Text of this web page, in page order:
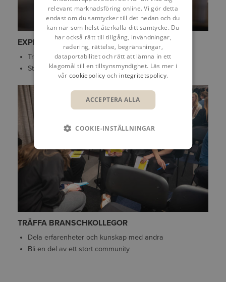
EXPERTIS OCH NYA INSIKTER
Träffa våra konsulter
Ställ frågor
TRÄFFA BRANSCHKOLLEGOR
Dela erfarenheter och kunskap med andra
Bli en del av ett stort community
relevant marknadsföring online. Vi gör detta
endast om du samtycker till det nedan och du
kan när som helst återkalla ditt samtycke. Du
har också rätt till tillgång, invändningar,
radering, rättelse, begränsningar,
dataportabilitet och rätt att lämna in ett
klagomål till en tillsynsmyndighet. Läs mer i
vår cookiepolicy och integritetspolicy.
ACCEPTERA ALLA
COOKIE-INSTÄLLNINGAR